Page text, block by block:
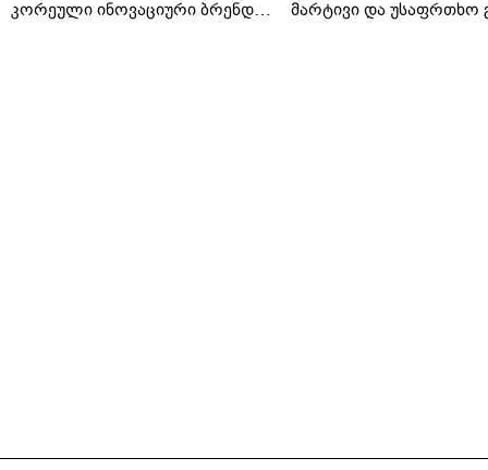
კორეული ინოვაციური ბრენდი
მარტივი და უსაფრთხო